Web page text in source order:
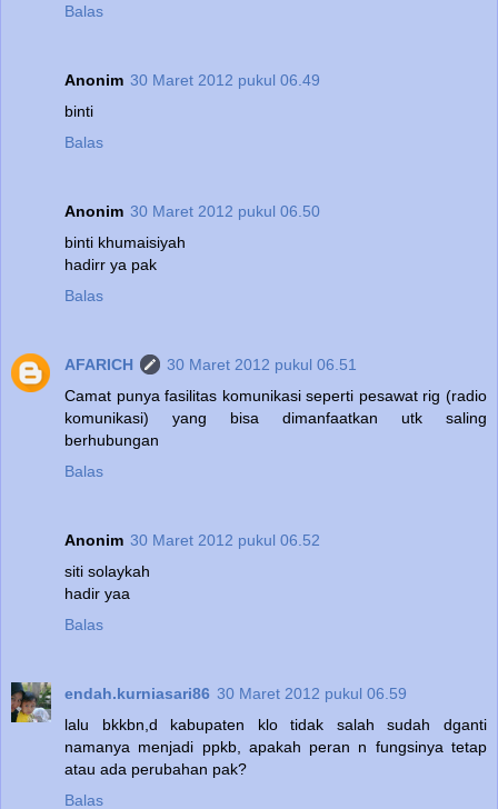
Balas
Anonim 30 Maret 2012 pukul 06.49
binti
Balas
Anonim 30 Maret 2012 pukul 06.50
binti khumaisiyah
hadirr ya pak
Balas
AFARICH
30 Maret 2012 pukul 06.51
Camat punya fasilitas komunikasi seperti pesawat rig (radio
komunikasi) yang bisa dimanfaatkan utk saling
berhubungan
Balas
Anonim 30 Maret 2012 pukul 06.52
siti solaykah
hadir yaa
Balas
endah.kurniasari86 30 Maret 2012 pukul 06.59
lalu bkkbn,d kabupaten klo tidak salah sudah dganti
namanya menjadi ppkb, apakah peran n fungsinya tetap
atau ada perubahan pak?
Balas